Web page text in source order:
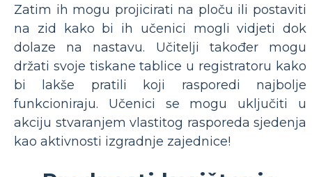
Zatim ih mogu projicirati na ploču ili postaviti
na zid kako bi ih učenici mogli vidjeti dok
dolaze na nastavu. Učitelji također mogu
držati svoje tiskane tablice u registratoru kako
bi lakše pratili koji rasporedi najbolje
funkcioniraju. Učenici se mogu uključiti u
akciju stvaranjem vlastitog rasporeda sjedenja
kao aktivnosti izgradnje zajednice!